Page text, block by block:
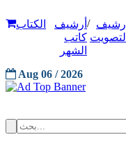
أرشيف
التصويت
/ أرشيف
كاتب
الشهر
الكتاب
Aug 06 / 2026